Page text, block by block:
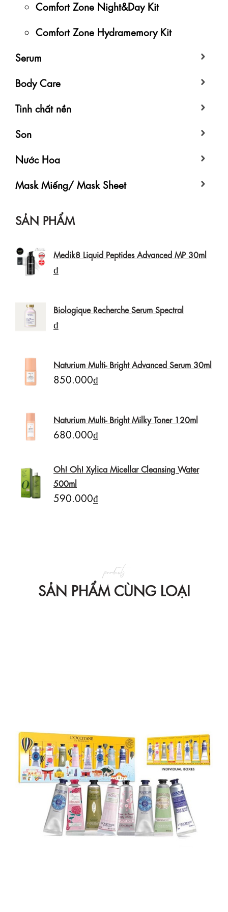
Comfort Zone Night&Day Kit
Comfort Zone Hydramemory Kit
Serum
Body Care
Tinh chất nền
Son
Nước Hoa
Mask Miếng/ Mask Sheet
SẢN PHẨM
Medik8 Liquid Peptides Advanced MP 30ml
₫
Biologique Recherche Serum Spectral
₫
Naturium Multi- Bright Advanced Serum 30ml
850.000₫
Naturium Multi- Bright Milky Toner 120ml
680.000₫
Oh! Oh! Xylica Micellar Cleansing Water
500ml
590.000₫
SẢN PHẨM CÙNG LOẠI
products